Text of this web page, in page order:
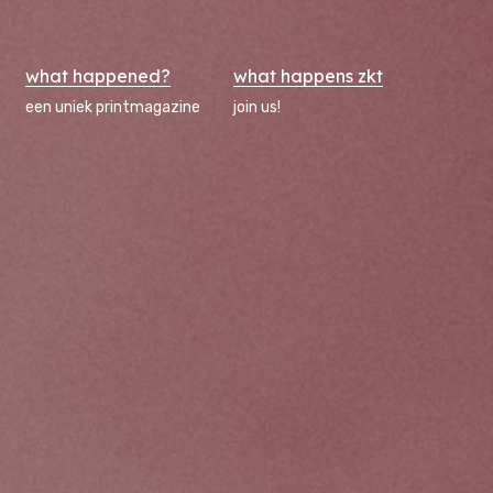
what happened?
een uniek printmagazine
what happens zkt
join us!